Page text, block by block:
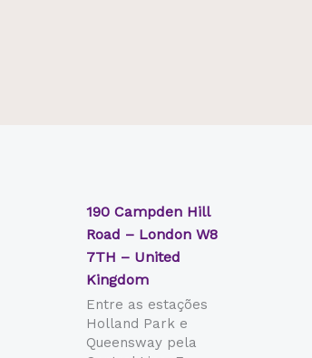
190 Campden Hill
Road – London W8
7TH – United
Kingdom
Entre as estações
Holland Park e
Queensway pela